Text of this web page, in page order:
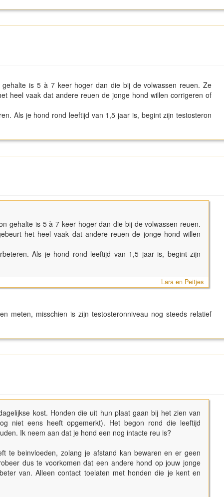
is 5 à 7 keer hoger dan die bij de volwassen reuen. Ze
heel vaak dat andere reuen de jonge hond willen corrigeren of
Als je hond rond leeftijd van 1,5 jaar is, begint zijn testosteron
gehalte is 5 à 7 keer hoger dan die bij de volwassen reuen.
het heel vaak dat andere reuen de jonge hond willen
Als je hond rond leeftijd van 1,5 jaar is, begint zijn
Lara en Peitjes
meten, misschien is zijn testosteronniveau nog steeds relatief
kost. Honden die uit hun plaat gaan bij het zien van
niet eens heeft opgemerkt). Het begon rond die leeftijd
Ik neem aan dat je hond een nog intacte reu is?
te beinvloeden, zolang je afstand kan bewaren en er geen
dus te voorkomen dat een andere hond op jouw jonge
van. Alleen contact toelaten met honden die je kent en